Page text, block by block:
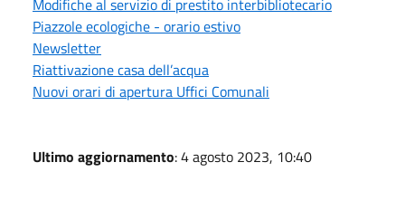
Piazzole ecologiche - orario estivo
Newsletter
Riattivazione casa dell’acqua
Nuovi orari di apertura Uffici Comunali
Ultimo aggiornamento: 4 agosto 2023, 10:40